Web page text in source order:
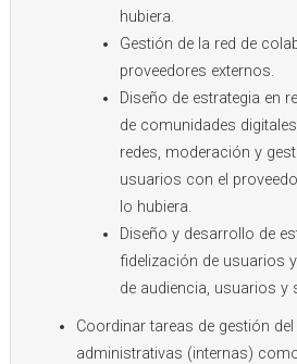
hubiera.
Gestión de la red de
proveedores externos.
Diseño de estrategia en
de comunidades
redes, moderación y
usuarios con el
lo hubiera.
Diseño y desarrollo de
fidelización de usuarios
de audiencia, usuarios y
Coordinar tareas de gestión
administrativas (internas)